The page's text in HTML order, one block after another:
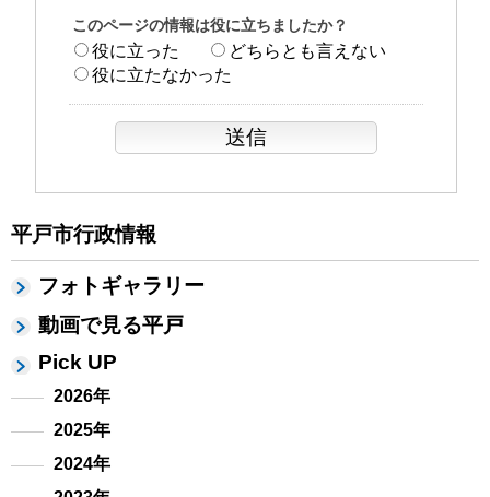
平戸市行政情報
フォトギャラリー
動画で見る平戸
Pick UP
2026年
2025年
2024年
このページの情報は役に立ちましたか？
役に立った
どちらとも言えない
役に立たなかった